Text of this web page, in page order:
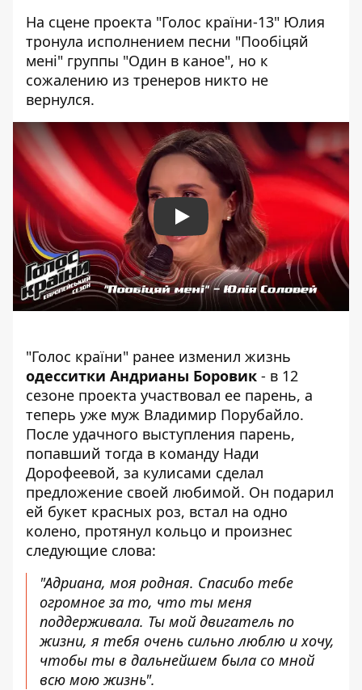
На сцене проекта "Голос країни-13" Юлия
тронула исполнением песни "Пообіцяй
мені" группы "Один в каное", но к
сожалению из тренеров никто не
вернулся.
Play
"Голос країни" ранее изменил жизнь
одесситки Андрианы Боровик - в 12
сезоне проекта участвовал ее парень, а
теперь уже муж Владимир Порубайло.
После удачного выступления парень,
попавший тогда в команду Нади
Дорофеевой, за кулисами сделал
предложение своей любимой. Он подарил
ей букет красных роз, встал на одно
колено, протянул кольцо и произнес
следующие слова:
"Адриана, моя родная. Спасибо тебе
огромное за то, что ты меня
поддерживала. Ты мой двигатель по
жизни, я тебя очень сильно люблю и хочу,
чтобы ты в дальнейшем была со мной
всю мою жизнь".